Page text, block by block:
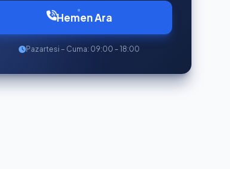
Hemen Ara
Pazartesi – Cuma: 09:00 – 18:00